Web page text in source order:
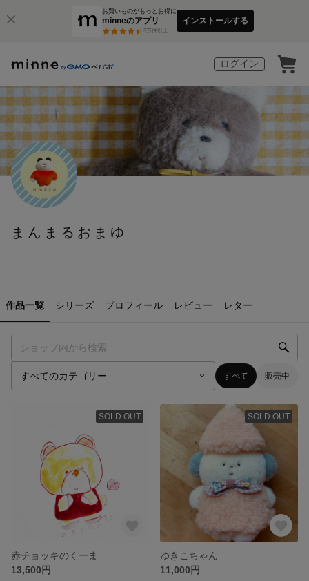
お買いものがもっとお得に
minneのアプリ
3万件以上
インストールする
ログイン
まんまるおまゆ
作品一覧 シリーズ プロフィール レビュー レター
すべて 販売中
SOLD OUT
赤チョッキのくーま
13,500円
SOLD OUT
ゆきこちゃん
11,000円